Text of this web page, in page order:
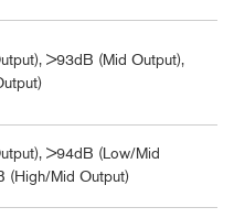
>93dB (Mid Output),
>94dB (Low/Mid
(High/Mid Output)